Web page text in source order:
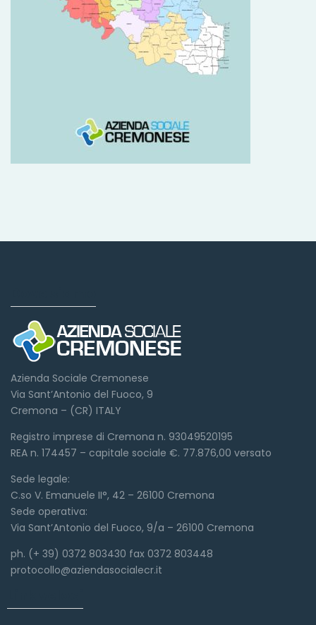
Azienda Sociale Cremonese
Via Sant’Antonio del Fuoco, 9
Cremona – (CR) ITALY
Registro imprese di Cremona n. 93049520195
REA n. 174457 – capitale sociale €. 77.876,00 versato
Sede legale:
C.so V. Emanuele II°, 42 – 26100 Cremona
Sede operativa:
Via Sant’Antonio del Fuoco, 9/a – 26100 Cremona
ph. (+ 39) 0372 803430 fax 0372 803448
protocollo@aziendasocialecr.it